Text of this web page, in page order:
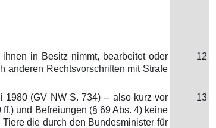
in Besitz nimmt, bearbeitet oder
anderen Rechtsvorschriften mit Strafe
12
1980 (GV NW S. 734) -- also kurz vor
und Befreiungen (§ 69 Abs. 4) keine
die durch den Bundesminister für
13